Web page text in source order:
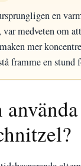
en
var medveten om
mer
framme en stund